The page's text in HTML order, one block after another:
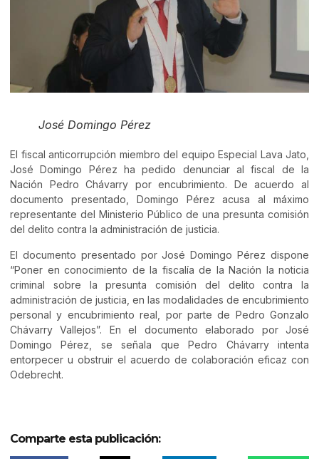
José Domingo Pérez
El fiscal anticorrupción miembro del equipo Especial Lava Jato,
José Domingo Pérez ha pedido denunciar al fiscal de la
Nación Pedro Chávarry por encubrimiento. De acuerdo al
documento presentado, Domingo Pérez acusa al máximo
representante del Ministerio Público de una presunta comisión
del delito contra la administración de justicia.
El documento presentado por José Domingo Pérez dispone
“Poner en conocimiento de la fiscalía de la Nación la noticia
criminal sobre la presunta comisión del delito contra la
administración de justicia, en las modalidades de encubrimiento
personal y encubrimiento real, por parte de Pedro Gonzalo
Chávarry Vallejos”. En el documento elaborado por José
Domingo Pérez, se señala que Pedro Chávarry intenta
entorpecer u obstruir el acuerdo de colaboración eficaz con
Odebrecht.
Comparte esta publicación: